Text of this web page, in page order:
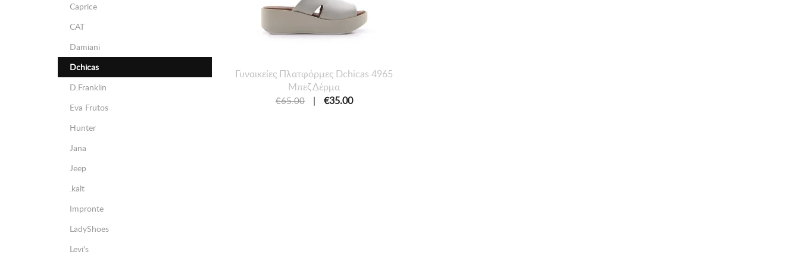
Caprice
CAT
Damiani
Dchicas
D.Franklin
Eva Frutos
Hunter
Jana
Jeep
.kalt
Impronte
LadyShoes
Levi's
Γυναικείες Πλατφόρμες Dchicas 4965
Μπεζ Δέρμα
€65.00 | €35.00